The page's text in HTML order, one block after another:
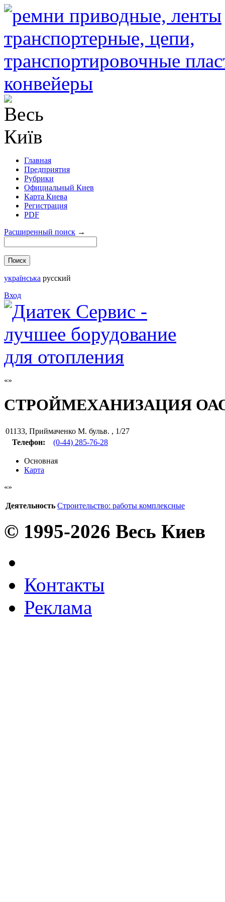
Главная
Предприятия
Рубрики
Официальный Киев
Карта Киева
Регистрация
PDF
Расширенный поиск →
українська русский
Вход
СТРОЙМЕХАНИЗАЦИЯ
01133, Приймаченко М. бульв. , 1/27
Телефон:
(0-44) 285-76-28
Основная
Карта
Деятельность Строительство: работы комплексные
© 1995-2026 Весь Киев
Контакты
Реклама